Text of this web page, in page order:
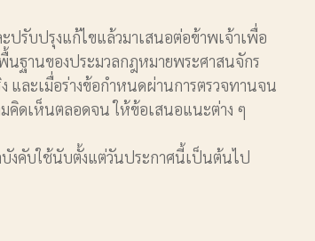
บปรุงแก้ไขแล้วมาเสนอต่อข้าพเจ้าเพื่อ
ฐานของประมวลกฎหมายพระศาสนจักร
และเมื่อร่างข้อกําหนดผ่านการตรวจทานจน
คิดเห็นตลอดจน ให้ข้อเสนอแนะต่าง ๆ
คับใช้นับตั้งแต่วันประกาศนี้เป็นต้นไป